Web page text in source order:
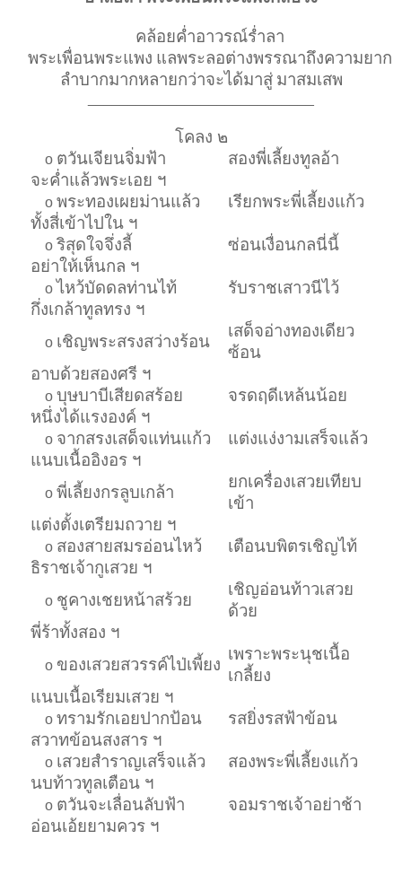
คล้อยค่ำอาวรณ์ร่ำลา
พระเพื่อนพระแพง แลพระลอต่างพรรณาถึงความยาก
ลำบากมากหลายกว่าจะได้มาสู่ มาสมเสพ
โคลง ๒
o ตวันเจียนจิ่มฟ้า
สองพี่เลี้ยงทูลอ้า
จะค่ำแล้วพระเอย ฯ
o พระทองเผยม่านแล้ว
เรียกพระพี่เลี้ยงแก้ว
ทั้งสี่เข้าไปใน ฯ
o ริสุดใจจึ่งลี้
ซ่อนเงื่อนกลนี่นี้
อย่าให้เห็นกล ฯ
o ไหว้บัดดลท่านไท้
รับราชเสาวนีไว้
กึ่งเกล้าทูลทรง ฯ
o เชิญพระสรงสว่างร้อน
เสด็จอ่างทองเดียว
ซ้อน
อาบด้วยสองศรี ฯ
o บุษบาบีเสียดสร้อย
จรดฤดีเหล้นน้อย
หนึ่งได้แรงองค์ ฯ
o จากสรงเสด็จแท่นแก้ว
แต่งแง่งามเสร็จแล้ว
แนบเนื้ออิงอร ฯ
o พี่เลี้ยงกรลูบเกล้า
ยกเครื่องเสวยเทียบ
เข้า
แต่งตั้งเตรียมถวาย ฯ
o สองสายสมรอ่อนไหว้
เตือนบพิตรเชิญไท้
ธิราชเจ้ากูเสวย ฯ
o ชูคางเชยหน้าสร้วย
เชิญอ่อนท้าวเสวย
ด้วย
พี่ร้าทั้งสอง ฯ
o ของเสวยสวรรค์ไป่เพี้ยง เพราะพระนุชเนื้อ
เกลี้ยง
แนบเนื้อเรียมเสวย ฯ
o ทรามรักเอยปากป้อน
รสยิ่งรสฟ้าข้อน
สวาทข้อนสงสาร ฯ
o เสวยสำราญเสร็จแล้ว
สองพระพี่เลี้ยงแก้ว
นบท้าวทูลเตือน ฯ
o ตวันจะเลื่อนลับฟ้า
จอมราชเจ้าอย่าช้า
อ่อนเอ้ยยามควร ฯ